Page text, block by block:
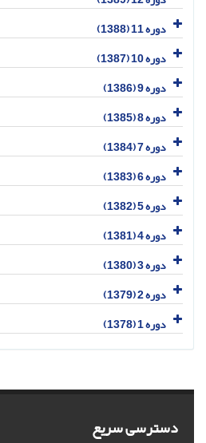
دوره 11 (1388)
دوره 10 (1387)
دوره 9 (1386)
دوره 8 (1385)
دوره 7 (1384)
دوره 6 (1383)
دوره 5 (1382)
دوره 4 (1381)
دوره 3 (1380)
دوره 2 (1379)
دوره 1 (1378)
دسترسی سریع